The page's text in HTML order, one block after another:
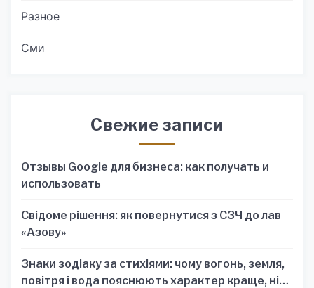
Разное
Сми
Свежие записи
Отзывы Google для бизнеса: как получать и
использовать
Свідоме рішення: як повернутися з СЗЧ до лав
«Азову»
Знаки зодіаку за стихіями: чому вогонь, земля,
повітря і вода пояснюють характер краще, ніж